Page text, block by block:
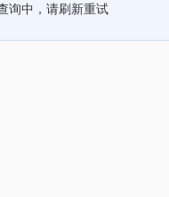
询中，请刷新重试